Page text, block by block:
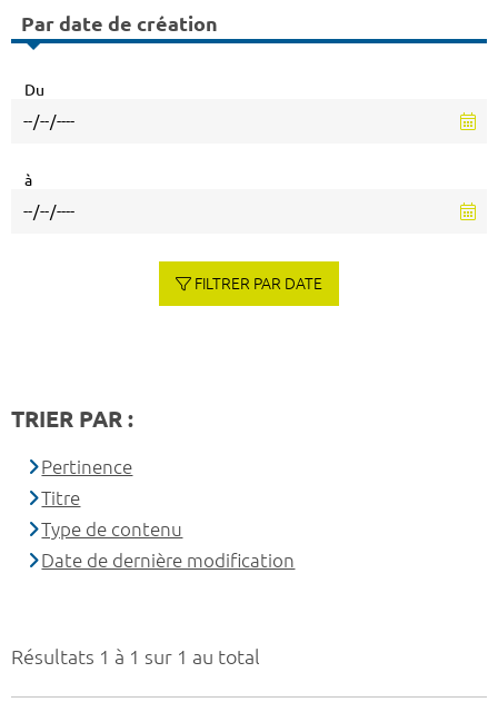
Résultats 1 à 1 sur 1 au total
Par date de création
Du
à
FILTRER PAR DATE
TRIER PAR :
Pertinence
Titre
Type de contenu
Date de dernière modification